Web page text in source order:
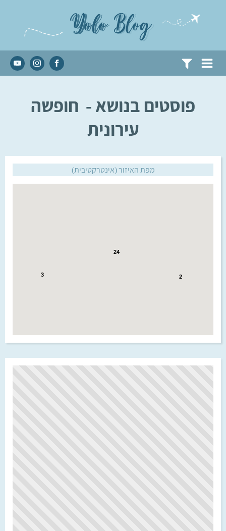
Yolo Blog
פוסטים בנושא - חופשה
עירונית
מפת האיזור (אינטרקטיבית)
24
3 2